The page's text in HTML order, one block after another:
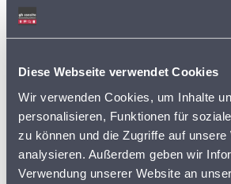
Diese Webseite verwendet Cookies
Wir verwenden Cookies, um Inhalte
personalisieren, Funktionen für
zu können und die Zugriffe auf unsere
analysieren. Außerdem geben wir
Verwendung unserer Website an
20. MÄRZ 2026
Routenoptimierung – Webinar
Logistik am 16. April 2026
5. MÄRZ 2026